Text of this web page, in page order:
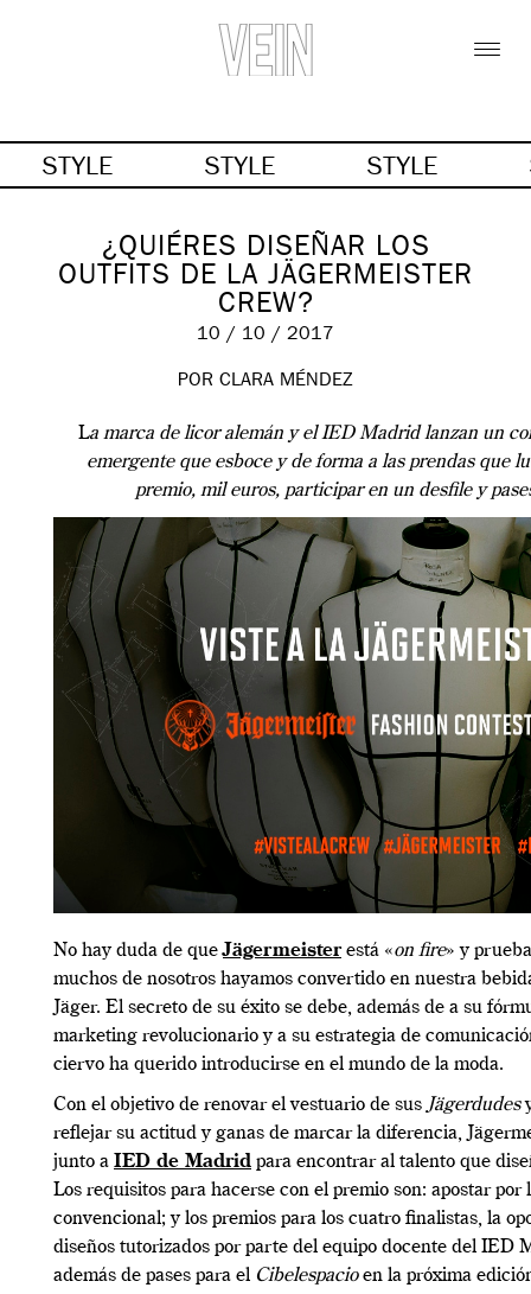
STYLE STYLE STYLE
¿QUIÉRES DISEÑAR LOS
OUTFITS DE LA JÄGERMEISTER
CREW?
10 / 10 / 2017
POR CLARA MÉNDEZ
La marca de licor alemán y el IED Madrid lanzan un
emergente que esboce y de forma a las prendas que
premio, mil euros, participar en un desfile y
No hay duda de queJägermeisterestá «on fire» y
muchos de nosotros hayamos convertido en nuestra
Jäger. El secreto de su éxito se debe, además de a su
marketing revolucionario y a su estrategia de
ciervo ha querido introducirse en el mundo de la moda.
Con el objetivo de renovar el vestuario de susJägerdudes
reflejar su actitud y ganas de marcar la diferencia,
junto a IED de Madrid para encontrar al talento que
Los requisitos para hacerse con el premio son: apostar
convencional; y los premios para los cuatro finalistas, la
diseños tutorizados por parte del equipo docente del IED
además de pases para el Cibelespacioen la próxima